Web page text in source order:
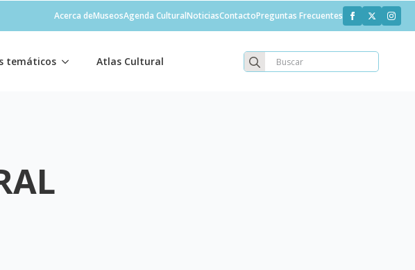
Acerca deMuseosAgenda CulturalNoticiasContactoPreguntas Frecuentes
temáticos Atlas Cultural
Search
for: